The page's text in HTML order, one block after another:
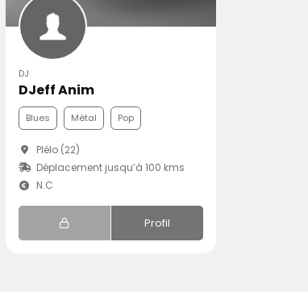
DJ
DJeff Anim
Blues Métal Pop
Plélo (22)
Déplacement jusqu’à 100 kms
N.C
Profil